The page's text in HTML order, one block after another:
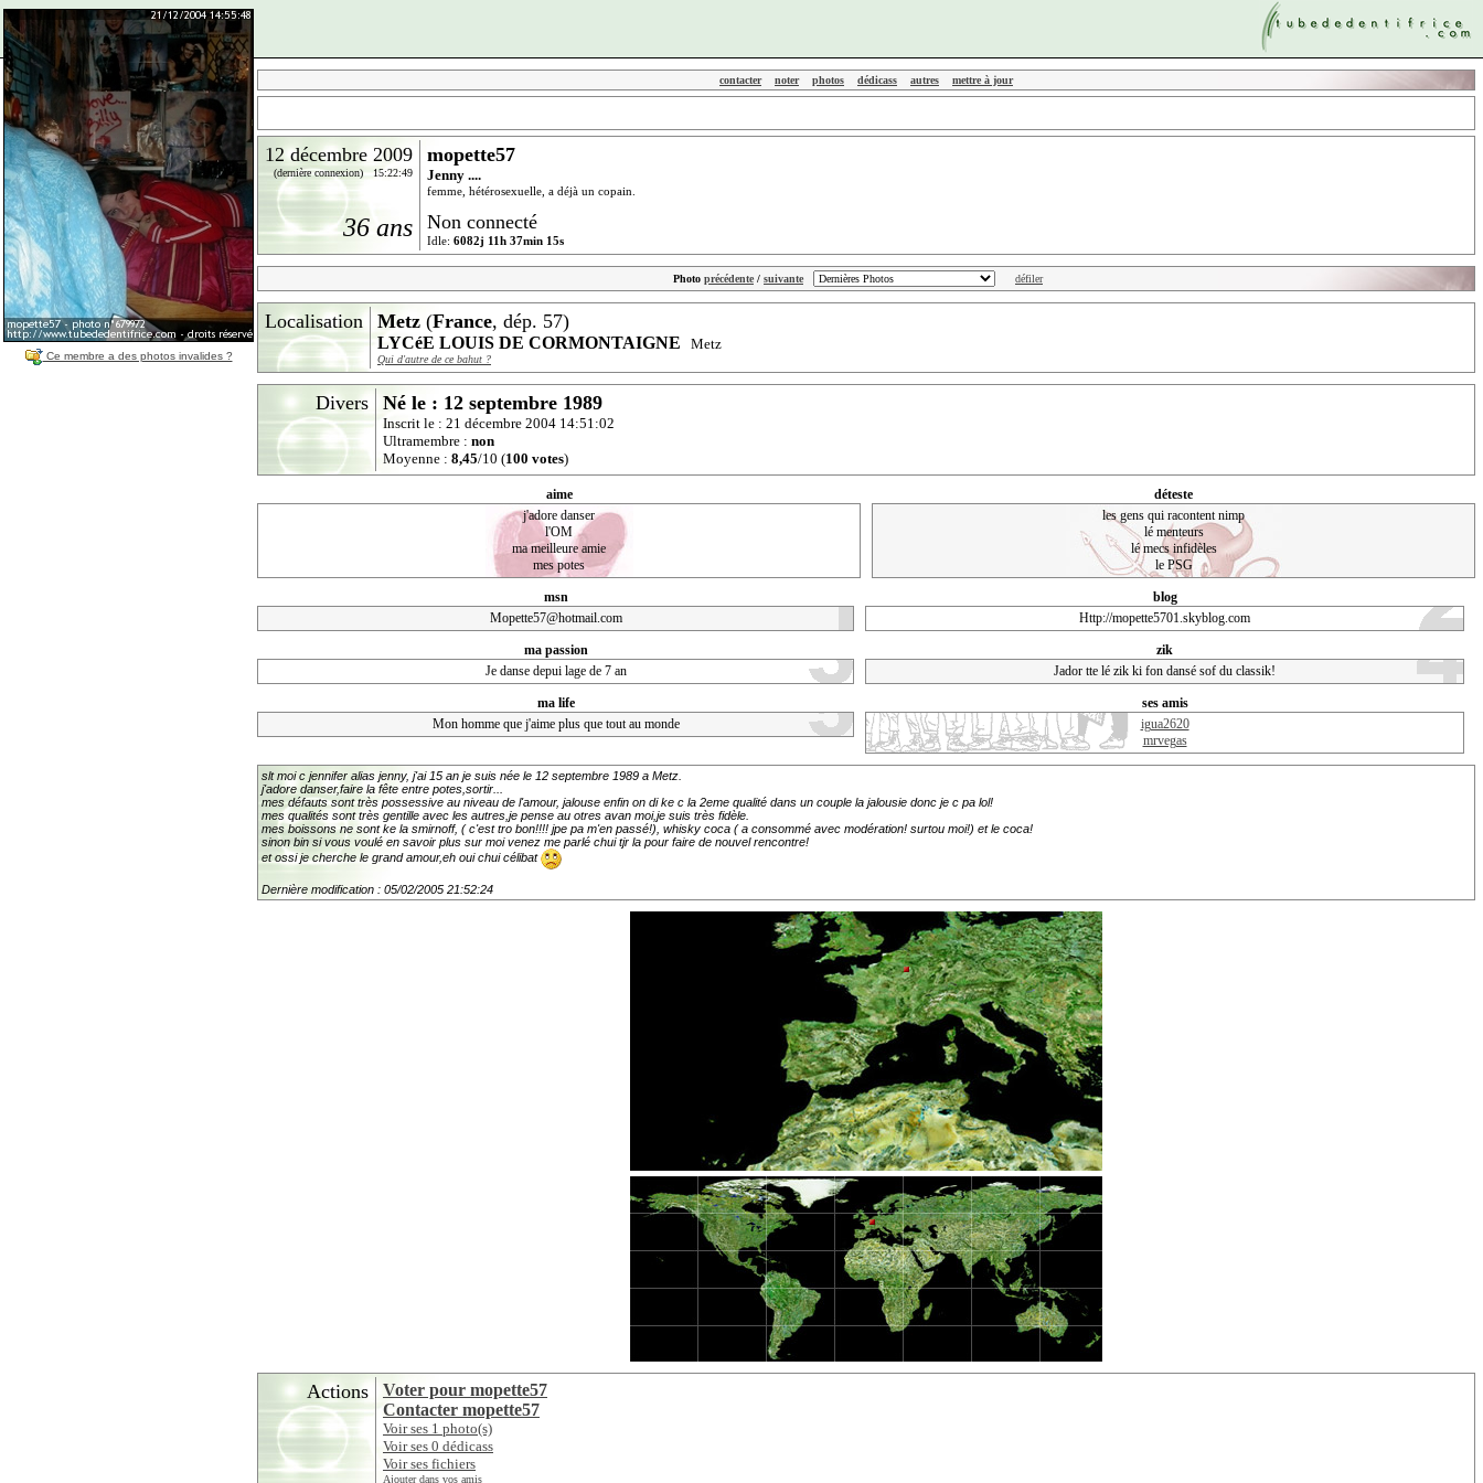
Ce membre a des photos invalides ?
contacter noter photos dédicass autres mettre à jour
12 décembre 2009
(dernière connexion) 15:22:49
mopette57
Jenny ....
femme, hétérosexuelle, a déjà un copain.
Non connecté
Idle: 6082j 11h 37min 15s
36 ans
Photo précédente / suivante
Localisation Metz (France, dép. 57)
LYCéE LOUIS DE CORMONTAIGNE Metz
Qui d'autre de ce bahut ?
Divers Né le : 12 septembre 1989
Inscrit le : 21 décembre 2004 14:51:02
Ultramembre : non
Moyenne : 8,45/10 (100 votes)
aime
j'adore danser
l'OM
ma meilleure amie
mes potes
déteste
les gens qui racontent nimp
lé menteurs
lé mecs infidèles
le PSG
msn
Mopette57@hotmail.com
blog
Http://mopette5701.skyblog.com
ma passion
Je danse depui lage de 7 an
zik
Jador tte lé zik ki fon dansé sof du classik!
ma life
Mon homme que j'aime plus que tout au monde
ses amis
igua2620
mrvegas
slt moi c jennifer alias jenny, j'ai 15 an je suis née le 12 septembre 1989 a Metz.
j'adore danser,faire la fête entre potes,sortir...
mes défauts sont très possessive au niveau de l'amour, jalouse enfin on di ke c la 2eme qualité dans un couple la jalousie donc je c pa lol!
mes qualités sont très gentille avec les autres,je pense au otres avan moi,je suis très fidèle.
mes boissons ne sont ke la smirnoff, ( c'est tro bon!!!! jpe pa m'en passé!), whisky coca ( a consommé avec modération! surtou moi!) et le coca!
sinon bin si vous voulé en savoir plus sur moi venez me parlé chui tjr la pour faire de nouvel rencontre!
et ossi je cherche le grand amour,eh oui chui célibat
Dernière modification : 05/02/2005 21:52:24
Actions
Voter pour mopette57
Contacter mopette57
Voir ses 1 photo(s)
Voir ses 0 dédicass
Voir ses fichiers
Ajouter dans vos amis